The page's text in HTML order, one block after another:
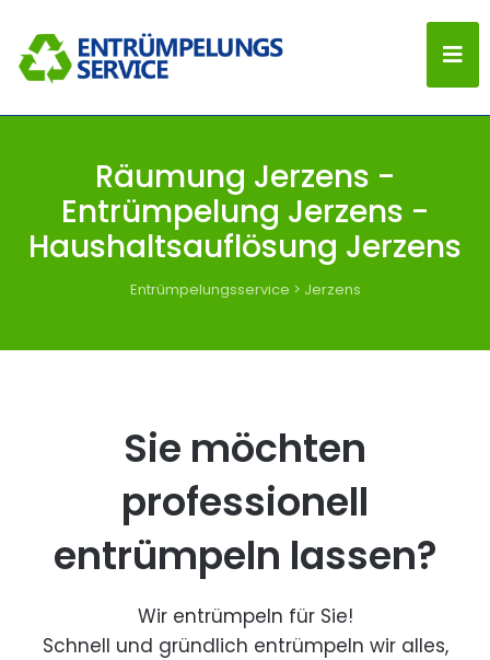
Räumung Jerzens -
Entrümpelung Jerzens -
Haushaltsauflösung Jerzens
Entrümpelungsservice > Jerzens
Sie möchten
professionell
entrümpeln lassen?
Wir entrümpeln für Sie!
Schnell und gründlich entrümpeln wir alles,